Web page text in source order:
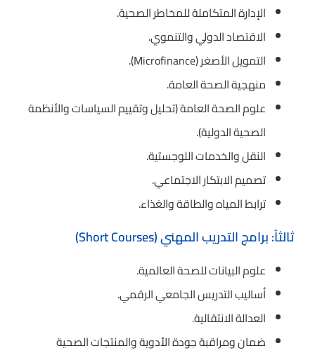
الإدارة المتكاملة للمخاطر الصحية.
الاقتصاد الدولي والتنموي.
التمويل الأصغر (Microfinance).
منهجية الصحة العامة.
علوم الصحة العامة (تحليل وتقييم السياسات والأنظمة
الصحية الدولية).
النقل والخدمات اللوجستية.
تصميم الابتكار الاجتماعي.
ترابط المياه والطاقة والغذاء.
ثالثاً: برامج التدريب المهني (Short Courses)
علوم البيانات للصحة العالمية.
أساليب التدريس الجامعي الرقمي.
العدالة الانتقالية.
ضمان ومراقبة جودة الأدوية والمنتجات الصحية